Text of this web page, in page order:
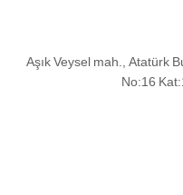
Aşık Veysel mah., Atatürk
No:16